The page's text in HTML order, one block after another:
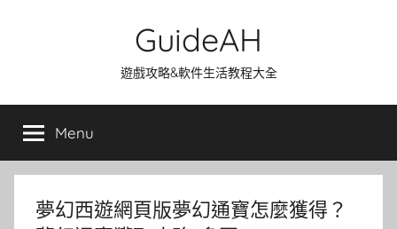
GuideAH
遊戲攻略&軟件生活教程大全
Menu
夢幻西遊網頁版夢幻通寶怎麼獲得？